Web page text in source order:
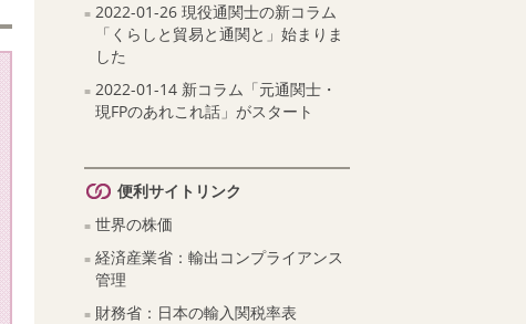
2022-01-26 現役通関士の新コラム
「くらしと貿易と通関と」始まりま
した
2022-01-14 新コラム「元通関士・
現FPのあれこれ話」がスタート
便利サイトリンク
世界の株価
経済産業省：輸出コンプライアンス
管理
財務省：日本の輸入関税率表